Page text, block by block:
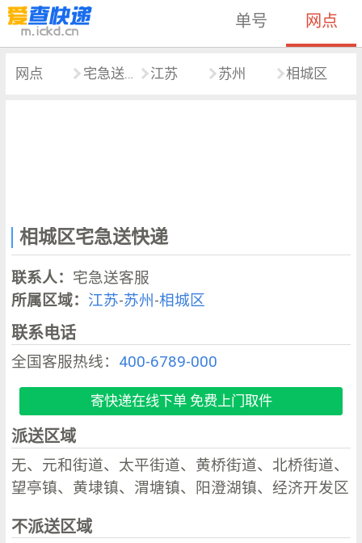
单号 网点
网点 宅急送快递江苏 苏州 相城区
相城区宅急送快递
联系人： 宅急送客服
所属区域： 江苏-苏州 -相城区
联系电话
全国客服热线： 400-6789-000
寄快递在线下单 免费上门取件
派送区域
无、元和街道、太平街道、黄桥街道、北桥街道、
望亭镇、黄埭镇、渭塘镇、阳澄湖镇、经济开发区
不派送区域